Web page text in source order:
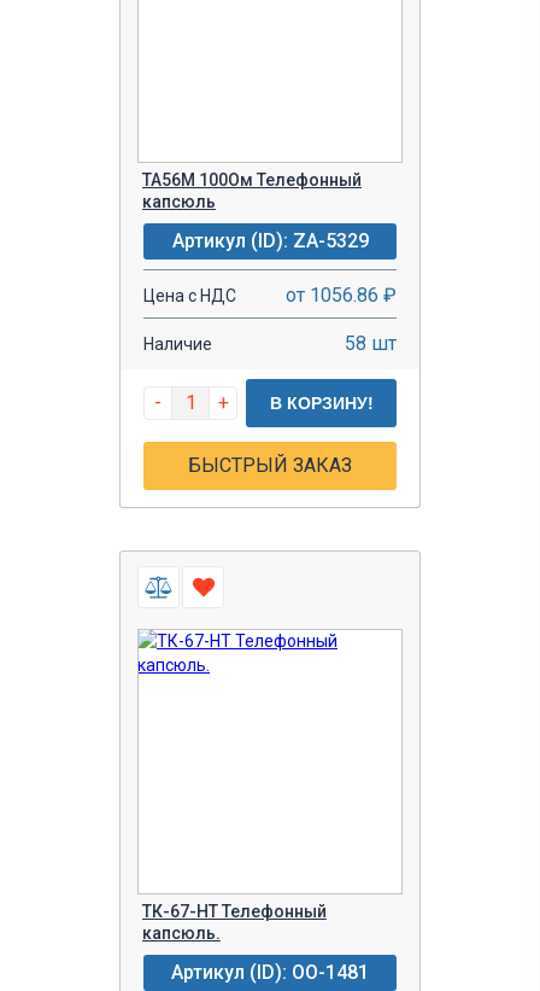
ТА56М 100Ом Телефонный
капсюль
Артикул (ID): ZA-5329
Цена с НДС от 1056.86 ₽
Наличие 58 шт
- + В КОРЗИНУ!
БЫСТРЫЙ ЗАКАЗ
ТК-67-НТ Телефонный
капсюль.
Артикул (ID): OO-1481